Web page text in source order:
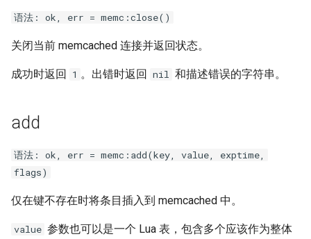
srcache
sticky
stream-lua
stream-sts
stream-upsync
语法: ok, err = memc:close()
关闭当前 memcached 连接并返回状态。
成功时返回 1 。出错时返回 nil 和描述错误的字符串。
add
语法: ok, err = memc:add(key, value, exptime,
flags)
仅在键不存在时将条目插入到 memcached 中。
value 参数也可以是一个 Lua 表，包含多个应该作为整体